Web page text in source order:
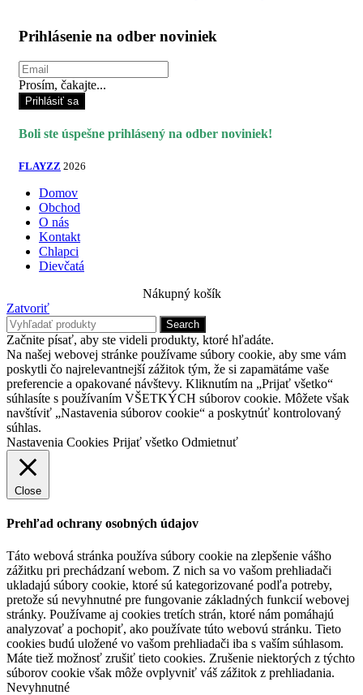
Prihlásenie na odber noviniek
Prosím, čakajte...
Prihlásiť sa
Boli ste úspešne prihlásený na odber noviniek!
FLAYZZ 2026
Domov
Obchod
O nás
Kontakt
Chlapci
Dievčatá
Nákupný košík
Zatvoriť
Search
Začnite písať, aby ste videli produkty, ktoré hľadáte.
Na našej webovej stránke používame súbory cookie, aby sme vám
poskytli čo najrelevantnejší zážitok tým, že si zapamätáme vaše
preferencie a opakované návštevy. Kliknutím na „Prijať všetko“
súhlasíte s používaním VŠETKÝCH súborov cookie. Môžete však
navštíviť „Nastavenia súborov cookie“ a poskytnúť kontrolovaný
súhlas.
Nastavenia Cookies Prijať všetko Odmietnuť
Close
Prehľad ochrany osobných údajov
Táto webová stránka používa súbory cookie na zlepšenie vášho
zážitku pri prechádzaní webom. Z nich sa vo vašom prehliadači
ukladajú súbory cookie, ktoré sú kategorizované podľa potreby,
pretože sú nevyhnutné pre fungovanie základných funkcií webovej
stránky. Používame aj cookies tretích strán, ktoré nám pomáhajú
analyzovať a pochopiť, ako používate túto webovú stránku. Tieto
cookies budú uložené vo vašom prehliadači iba s vaším súhlasom.
Máte tiež možnosť zrušiť tieto cookies. Zrušenie niektorých z týchto
súborov cookie však môže ovplyvniť váš zážitok z prehliadania.
Nevyhnutné